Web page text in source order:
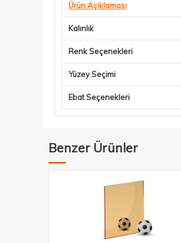
Ürün Açıklaması
Kalınlık
Renk Seçenekleri
Yüzey Seçimi
Ebat Seçenekleri
Benzer Ürünler